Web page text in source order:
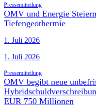
Pressemitteilung
OMV und Energie
Tiefengeothermie
1. Juli 2026
1. Juli 2026
Pressemitteilung
OMV begibt neue
EUR 750 Millionen